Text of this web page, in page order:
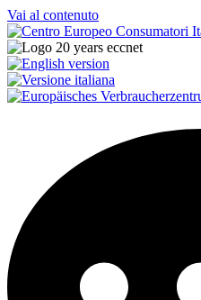
Vai al contenuto